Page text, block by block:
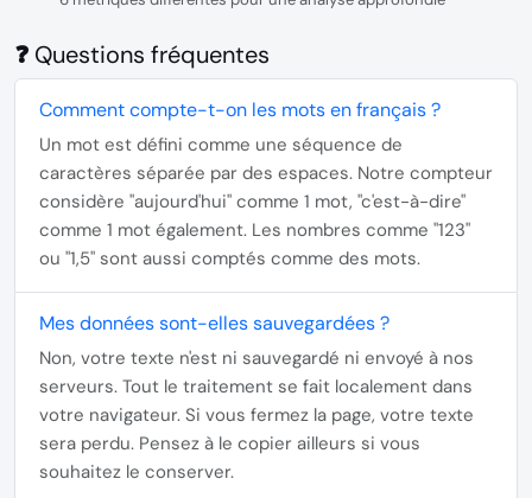
❓ Questions fréquentes
Comment compte-t-on les mots en français ?
Un mot est défini comme une séquence de
caractères séparée par des espaces. Notre compteur
considère "aujourd'hui" comme 1 mot, "c'est-à-dire"
comme 1 mot également. Les nombres comme "123"
ou "1,5" sont aussi comptés comme des mots.
Mes données sont-elles sauvegardées ?
Non, votre texte n'est ni sauvegardé ni envoyé à nos
serveurs. Tout le traitement se fait localement dans
votre navigateur. Si vous fermez la page, votre texte
sera perdu. Pensez à le copier ailleurs si vous
souhaitez le conserver.